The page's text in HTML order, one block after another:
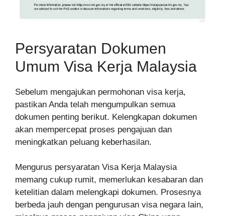
Persyaratan Dokumen
Umum Visa Kerja Malaysia
Sebelum mengajukan permohonan visa kerja,
pastikan Anda telah mengumpulkan semua
dokumen penting berikut. Kelengkapan dokumen
akan mempercepat proses pengajuan dan
meningkatkan peluang keberhasilan.
Mengurus persyaratan Visa Kerja Malaysia
memang cukup rumit, memerlukan kesabaran dan
ketelitian dalam melengkapi dokumen. Prosesnya
berbeda jauh dengan pengurusan visa negara lain,